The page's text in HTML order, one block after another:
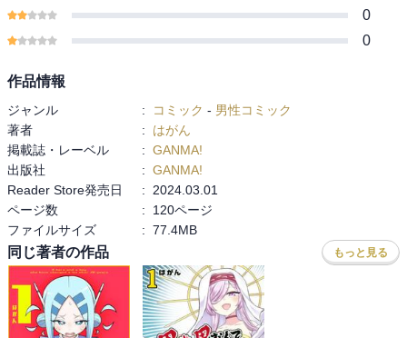
0
0
作品情報
ジャンル : コミック - 男性コミック
著者
:
はがん
掲載誌・レーベル
: GANMA!
出版社
: GANMA!
Reader Store発売日
:
2024.03.01
ページ数
:
120ページ
ファイルサイズ
: 77.4MB
同じ著者の作品 もっと見る